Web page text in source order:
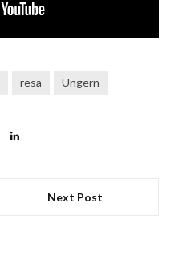
resa Ungern
Next Post